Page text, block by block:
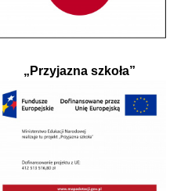
„Przyjazna szkoła”